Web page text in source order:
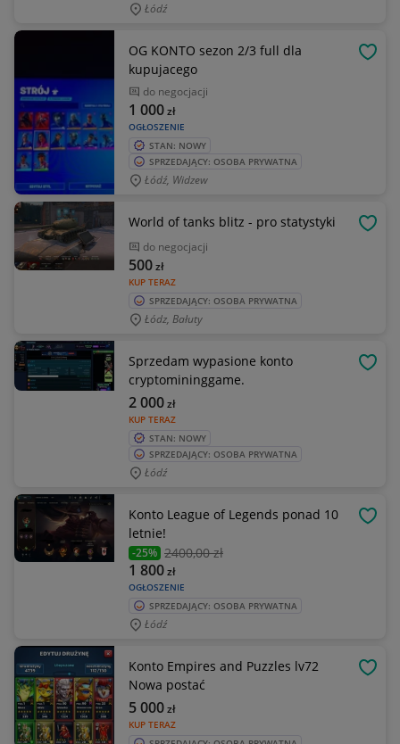
Łódź
OG KONTO sezon 2/3 full dla
kupujacego
do negocjacji
OGŁOSZENIE
1 000zł
STAN: NOWY
SPRZEDAJĄCY: OSOBA PRYWATNA
Łódź, Widzew
World of tanks blitz - pro statystyki
do negocjacji
KUP TERAZ
500zł
SPRZEDAJĄCY: OSOBA PRYWATNA
Łódz, Bałuty
Sprzedam wypasione konto
cryptomininggame.
KUP TERAZ
2 000zł
STAN: NOWY
SPRZEDAJĄCY: OSOBA PRYWATNA
Łódź
Konto League of Legends ponad 10
letnie!
-25% 2400,00 zł
OGŁOSZENIE
1 800zł
SPRZEDAJĄCY: OSOBA PRYWATNA
Łódź
Konto Empires and Puzzles lv72
Nowa postać
KUP TERAZ
5 000zł